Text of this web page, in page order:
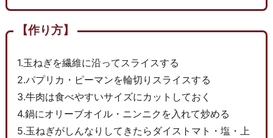
【作り方】
1.玉ねぎを繊維に沿ってスライスする
2.パプリカ・ピーマンを輪切りスライスする
3.牛肉は食べやすいサイズにカットしておく
4.鍋にオリーブオイル・ニンニクを入れて炒める
5.玉ねぎがしんなりしてきたらダイストマト・塩・上